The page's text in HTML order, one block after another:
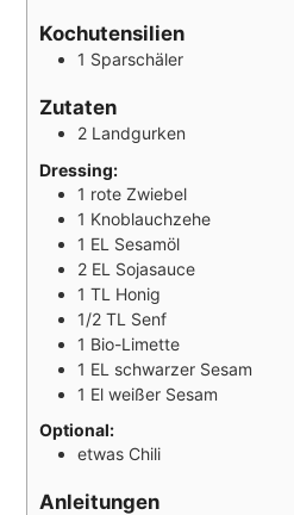
Kochutensilien
1 Sparschäler
Zutaten
2 Landgurken
Dressing:
1 rote Zwiebel
1 Knoblauchzehe
1 EL Sesamöl
2 EL Sojasauce
1 TL Honig
1/2TL Senf
1 Bio-Limette
1 EL schwarzer Sesam
1 El weißer Sesam
Optional:
etwas Chili
Anleitungen